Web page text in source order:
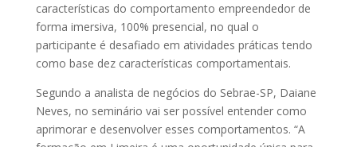
características do comportamento empreendedor de
forma imersiva, 100% presencial, no qual o
participante é desafiado em atividades práticas tendo
como base dez características comportamentais.
Segundo a analista de negócios do Sebrae-SP, Daiane
Neves, no seminário vai ser possível entender como
aprimorar e desenvolver esses comportamentos. “A